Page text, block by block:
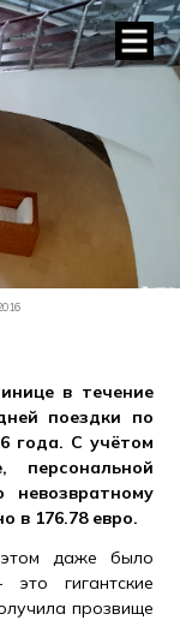
в течение
поездки по
года. С учётом
персональной
в 176.78 евро.
даже было
гигантские
прозвище